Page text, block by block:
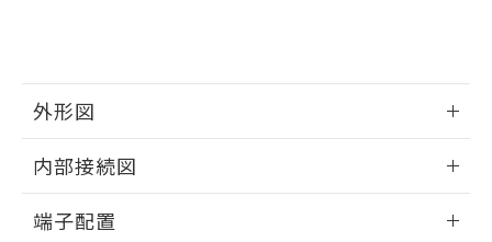
外形図
外形図
内部接続図
端子配置
引・商談に必要な範囲で利用すること
※当社の共同利用者とは、"個人情報
の共同利用に関して"
用者の範囲」に記載されている法人を
とができます。
EU RoHS指令（10物質）の非含有証明書
※本証明書は発行日時点で非含有を証明す
るもので、過去に遡って非含有を証明する
ものではありません。
合意する キャンセル